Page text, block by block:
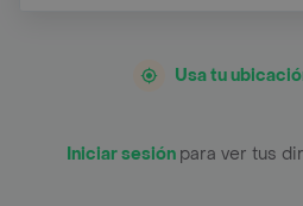
Usa tu
Iniciar sesión para ver tus